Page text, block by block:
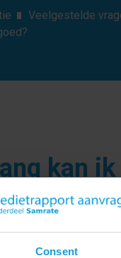
Consent
Veelgestelde
kan
tegoed is
met ons
kan uzelf saldo